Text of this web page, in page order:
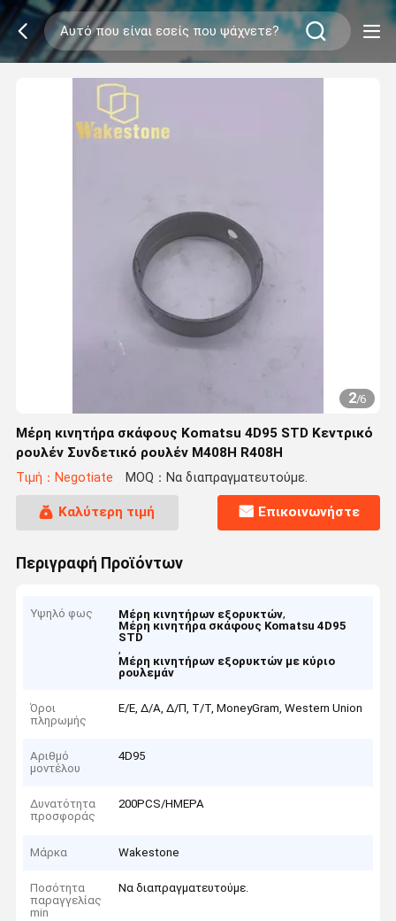
2/6
Μέρη κινητήρα σκάφους Komatsu 4D95 STD Κεντρικό
ρουλέν Συνδετικό ρουλέν M408H R408H
Τιμή：Negotiate MOQ：Να διαπραγματευτούμε.
Καλύτερη τιμή Επικοινωνήστε
Περιγραφή Προϊόντων
Υψηλό φως Μέρη κινητήρων εξορυκτών,
Μέρη κινητήρα σκάφους Komatsu 4D95
STD
,
Μέρη κινητήρων εξορυκτών με κύριο
ρουλεμάν
Όροι
πληρωμής
Ε/Ε, Δ/Α, Δ/Π, Τ/Τ, MoneyGram, Western Union
Αριθμό
μοντέλου
4D95
Δυνατότητα
προσφοράς
200PCS/ΗΜΕΡΑ
Μάρκα Wakestone
Ποσότητα
παραγγελίας
min
Να διαπραγματευτούμε.